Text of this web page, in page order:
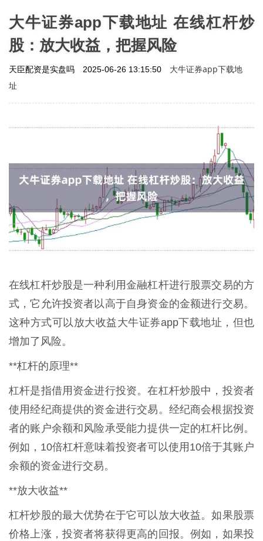
大牛证券app下载地址 在线杠杆炒
股：放大收益，把握风险
天臣配资是实盘吗 2025-06-26 13:15:50
大牛证券app下载地
址
在线杠杆炒股是一种利用金融杠杆进行股票交易的方
式，它允许投资者以高于自身资金的金额进行交易。
这种方式可以放大收益大牛证券app下载地址，但也
增加了风险。
**杠杆的原理**
杠杆是指借用资金进行投资。在杠杆炒股中，投资者
使用经纪商提供的资金进行交易。经纪商会根据投资
者的账户余额和风险承受能力提供一定的杠杆比例。
例如，10倍杠杆意味着投资者可以使用10倍于其账户
余额的资金进行交易。
**放大收益**
杠杆炒股的最大优势在于它可以放大收益。如果股票
价格上涨，投资者将获得更高的回报。例如，如果投